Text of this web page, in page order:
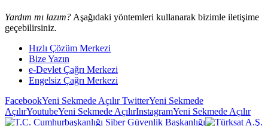
Yardım mı lazım? Aşağıdaki yöntemleri kullanarak bizimle iletişime
geçebilirsiniz.
Hızlı Çözüm Merkezi
Bize Yazın
e-Devlet Çağrı Merkezi
Engelsiz Çağrı Merkezi
FacebookYeni Sekmede AçılırTwitterYeni Sekmede
AçılırYoutubeYeni Sekmede AçılırInstagramYeni Sekmede Açılır